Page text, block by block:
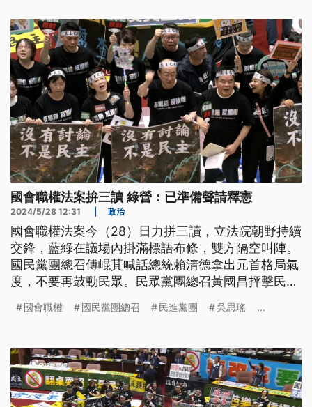
國會職權法案拚三讀 綠營：已準備聲請釋憲
2024/5/28 12:31 政治
國會職權法案今（28）日力拼三讀，立法院朝野持續
交鋒，藍綠在議場內掛滿標語布條，雙方隔空叫陣。
國民黨團總召傅崐萁喊話總統賴清德拿出元首格局氣
度，不要再鼓動民眾。民眾黨團總召黃國昌抨擊民進
誤會。民進黨團幹事長吳思瑤則表示，藍白聯手之
憲。
國會職權 國民黨團總召 民進黨團 吳思瑤 ...